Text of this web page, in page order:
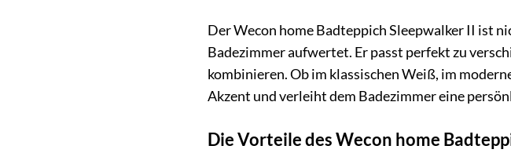
Der Wecon home Badteppich Sleepwalker II ist
Badezimmer aufwertet. Er passt perfekt zu
kombinieren. Ob im klassischen Weiß, im
Akzent und verleiht dem Badezimmer eine
Die Vorteile des Wecon home